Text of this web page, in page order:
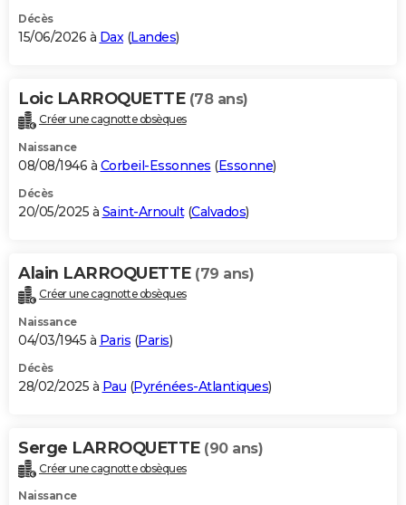
S'inscrire
Se connecter
Lycées
Collèges
Primaires
Universités
Entreprises
Service militaire
Avis de recherche
AVIS DE DÉCÈS
Bricolage
Lifestyle
Culture
Sport
Auto
Television
Voyage
Cinema
Décès
15/06/2026 à Dax(Landes)
Loic LARROQUETTE (78 ans)
Créer une cagnotte obsèques
Naissance
08/08/1946 à Corbeil-Essonnes (Essonne)
Décès
20/05/2025 à Saint-Arnoult(Calvados)
Alain LARROQUETTE (79 ans)
Créer une cagnotte obsèques
Naissance
04/03/1945 à Paris (Paris)
Décès
28/02/2025 à Pau (Pyrénées-Atlantiques)
Serge LARROQUETTE (90 ans)
Créer une cagnotte obsèques
Naissance